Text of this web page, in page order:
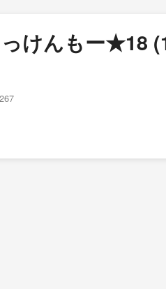
けんもー★18